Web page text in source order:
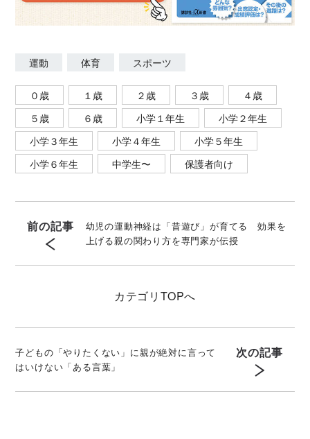
運動 体育 スポーツ
０歳 １歳 ２歳 ３歳
４歳
５歳
６歳 小学１年生
小学２年生
小学３年生
小学４年生
小学５年生
小学６年生
中学生〜 保護者向け
前の記事
幼児の運動神経は「昔遊び」が育てる 効果を
上げる親の関わり方を専門家が伝授
カテゴリ TOPへ
子どもの「やりたくない」に親が絶対に言って
はいけない「ある言葉」
次の記事